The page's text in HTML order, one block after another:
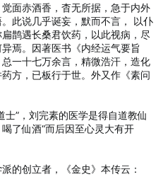
面赤酒香，杳无所据，急于内外
此说几乎诞妄，默而不言， 以仆
鹊遇长桑君饮药，以此视病，尽
焉。因著医书《内经运气要旨
一十七万余言，精微浩汗，造化
方，已板行于世。外又作《素问
士”，刘完素的医学是得自道教仙
了仙酒“而后因至心灵大有开
的创立者，《金史》本传云：